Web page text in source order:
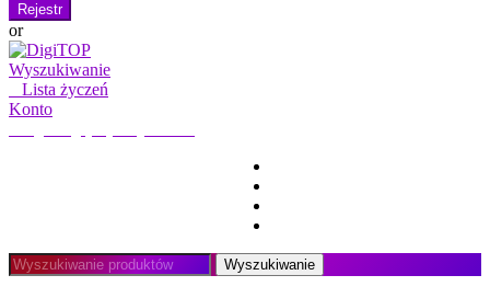
Rejestr
or
Wyszukiwanie
Lista życzeń
Konto
Wyszukaj:
Wyszukiwanie